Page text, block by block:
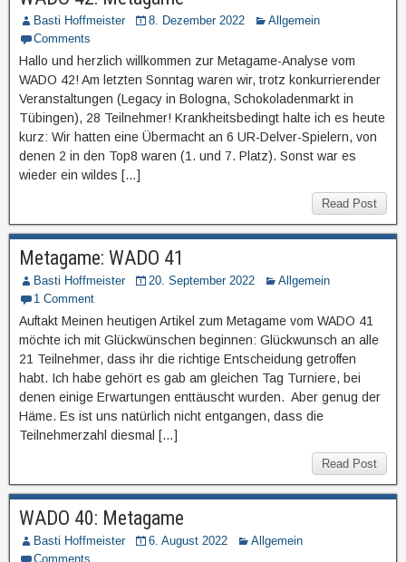
Basti Hoffmeister 8. Dezember 2022
Allgemein
Comments
Hallo und herzlich willkommen zur Metagame-Analyse vom
WADO 42! Am letzten Sonntag waren wir, trotz konkurrierender
Veranstaltungen (Legacy in Bologna, Schokoladenmarkt in
Tübingen), 28 Teilnehmer! Krankheitsbedingt halte ich es heute
kurz: Wir hatten eine Übermacht an 6 UR-Delver-Spielern, von
denen 2 in den Top8 waren (1. und 7. Platz). Sonst war es
wieder ein wildes […]
Read Post
Metagame: WADO 41
Basti Hoffmeister 20. September 2022
Allgemein
1 Comment
Auftakt Meinen heutigen Artikel zum Metagame vom WADO 41
möchte ich mit Glückwünschen beginnen: Glückwunsch an alle
21 Teilnehmer, dass ihr die richtige Entscheidung getroffen
habt. Ich habe gehört es gab am gleichen Tag Turniere, bei
denen einige Erwartungen enttäuscht wurden. Aber genug der
Häme. Es ist uns natürlich nicht entgangen, dass die
Teilnehmerzahl diesmal […]
Read Post
WADO 40: Metagame
Basti Hoffmeister 6. August 2022
Allgemein
Comments